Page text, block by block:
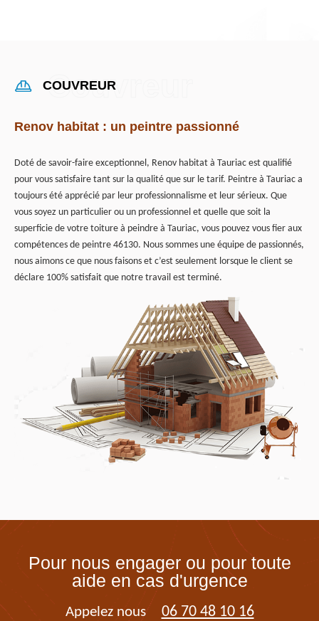
COUVREUR
Renov habitat : un peintre passionné
Doté de savoir-faire exceptionnel, Renov habitat à Tauriac est qualifié
pour vous satisfaire tant sur la qualité que sur le tarif. Peintre à Tauriac a
toujours été apprécié par leur professionnalisme et leur sérieux. Que
vous soyez un particulier ou un professionnel et quelle que soit la
superficie de votre toiture à peindre à Tauriac, vous pouvez vous fier aux
compétences de peintre 46130. Nous sommes une équipe de passionnés,
nous aimons ce que nous faisons et c’est seulement lorsque le client se
déclare 100% satisfait que notre travail est terminé.
Pour nous engager ou pour toute
aide en cas d'urgence
Appelez nous 06 70 48 10 16